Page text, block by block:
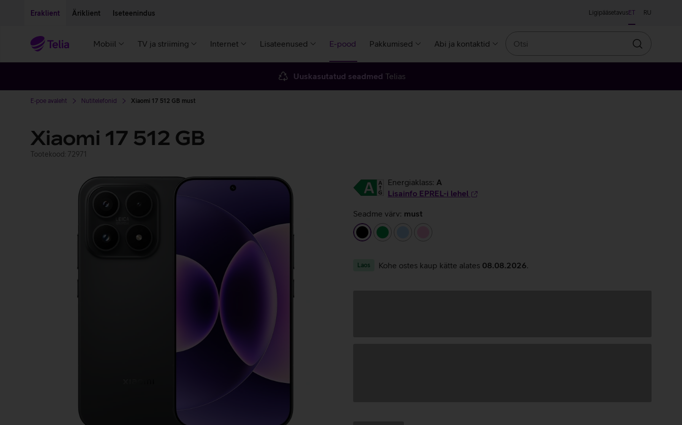
Eraklient Äriklient Iseteenindus LigipääsetavusET RU
Mobiil TV ja striiming Internet Lisateenused E-pood Pakkumised Abi ja kontaktid
Otsin
Uuskasutatud seadmed Telias
E-poe avaleht Nutitelefonid Xiaomi 17 512 GB must
Xiaomi 17 512 GB
Tootekood: 72971
Energiaklass: A
Lisainfo EPREL-i lehel
Seadme värv: must
must
roheline
Laos Kohe ostes kaup kätte alates 08.08.2026